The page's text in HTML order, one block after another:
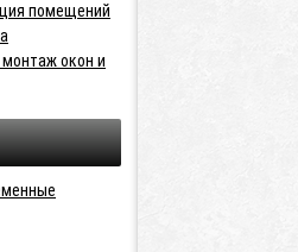
помещений
окон и